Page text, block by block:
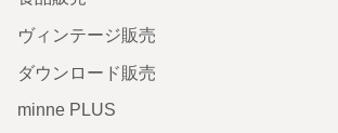
ヴィンテージ販売
ダウンロード販売
minne PLUS